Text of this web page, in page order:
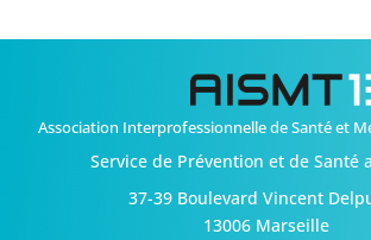
Association Interprofessionnelle de Santé et
Service de Prévention et de Santé
37-39 Boulevard Vincent
13006 Marseille